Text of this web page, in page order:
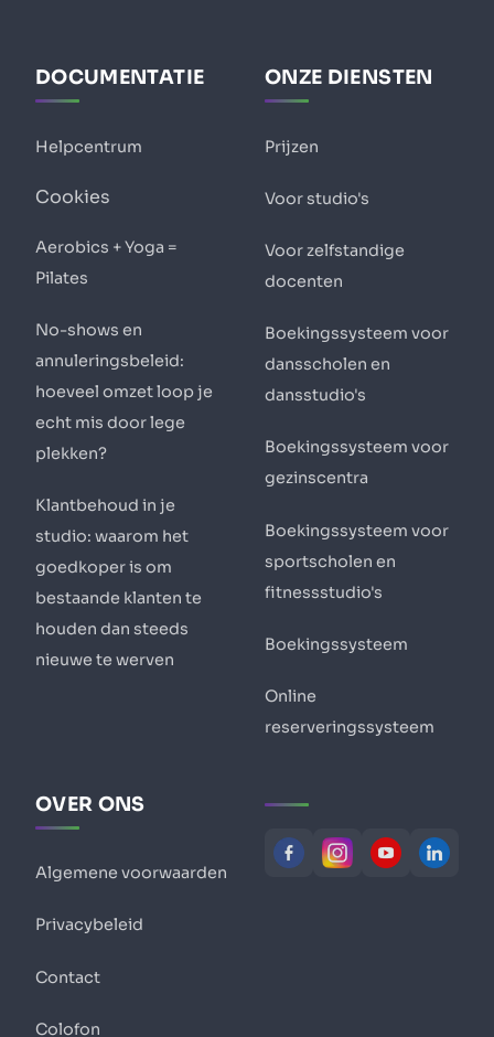
DOCUMENTATIE
Helpcentrum
Cookies
Aerobics + Yoga =
Pilates
No-shows en
annuleringsbeleid:
hoeveel omzet loop je
echt mis door lege
plekken?
Klantbehoud in je
studio: waarom het
goedkoper is om
bestaande klanten te
houden dan steeds
nieuwe te werven
ONZE DIENSTEN
Prijzen
Voor studio's
Voor zelfstandige
docenten
Boekingssysteem voor
dansscholen en
dansstudio's
Boekingssysteem voor
gezinscentra
Boekingssysteem voor
sportscholen en
fitnessstudio's
Boekingssysteem
Online
reserveringssysteem
OVER ONS
Algemene voorwaarden
Privacybeleid
Contact
Colofon